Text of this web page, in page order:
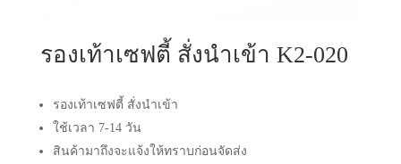
รองเท้าเซฟตี้ สั่งนำเข้า K2-020
รองเท้าเซฟตี้ สั่งนำเข้า
ใช้เวลา 7-14 วัน
สินค้ามาถึงจะแจ้งให้ทราบก่อนจัดส่ง